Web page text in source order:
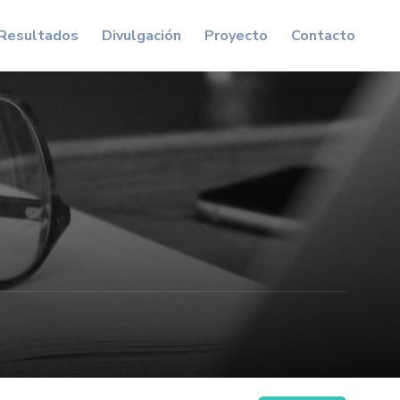
Divulgación Proyecto Contacto